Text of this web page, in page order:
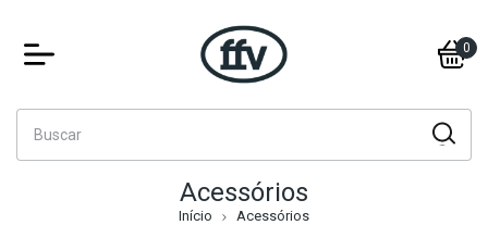
0
Acessórios
Início Acessórios